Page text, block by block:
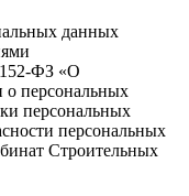
данных
152-ФЗ «О
о персональных
персональных
персональных
Строительных